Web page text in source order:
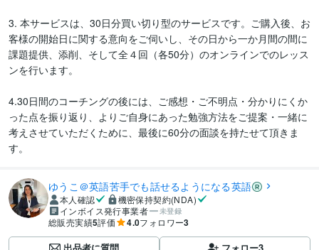
3. 本サービスは、30日分買い切り型のサービスです。ご購入後、お
客様の開始日に関する意向をご伺いし、その日から一か月間の間に
課題提供、添削、そして全４回（各50分）のオンラインでのレッス
ンを行います。
4.30日間のコーチングの後には、ご感想・ご不明点・分かりにくか
った点を振り返り、よりご自身にあった勉強方法をご提案・一緒に
考えさせていただくために、最後に60分の面談を持たせて頂きま
す。
ゆうこ＠英語苦手でも話せるようになる英語
本人確認
機密保持契約(NDA)
インボイス発行事業者
未登録
総販売実績5評価 4.0フォロワー3